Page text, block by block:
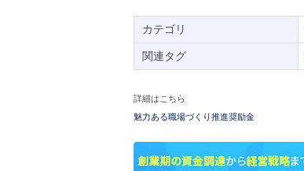
カテゴリ
関連タグ
詳細はこちら
魅力ある職場づくり推進奨励金